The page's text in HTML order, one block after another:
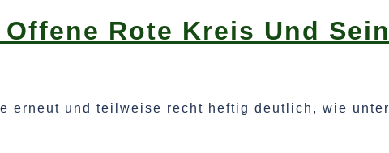
Rote Kreis Und
erneut und teilweise recht heftig deutlich, wie